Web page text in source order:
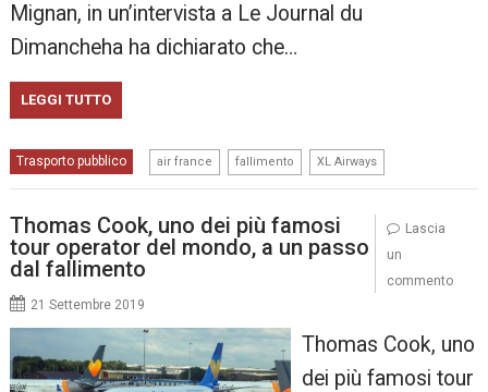
Mignan, in un’intervista a Le Journal du
Dimancheha ha dichiarato che…
LEGGI TUTTO
Trasporto pubblico air france fallimento XL Airways
Thomas Cook, uno dei più famosi
tour operator del mondo, a un passo
dal fallimento
21 Settembre 2019
Thomas Cook, uno
dei più famosi tour
Lascia
un
commento